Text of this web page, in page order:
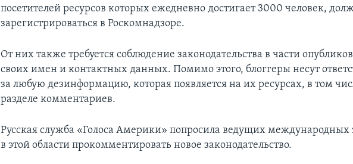
посетителей ресурсов которых ежедневно достигает 3000 человек,
зарегистрироваться в Роскомнадзоре.
От них также требуется соблюдение законодательства в части
своих имен и контактных данных. Помимо этого, блоггеры несут
за любую дезинформацию, которая появляется на их ресурсах, в том
разделе комментариев.
Русская служба «Голоса Америки» попросила ведущих международных
в этой области прокомментировать новое законодательство.